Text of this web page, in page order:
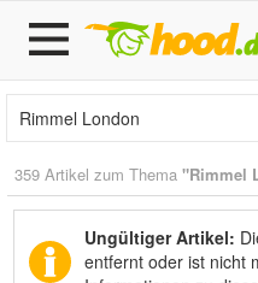
359 Artikel zum Thema "Rimmel
Ungültiger Artikel:
entfernt oder ist nicht